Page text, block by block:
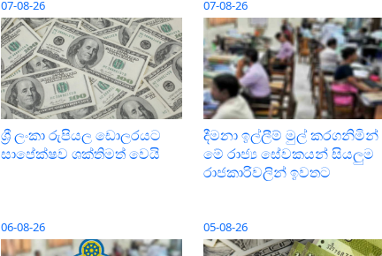
07-08-26
ශ්‍රී ලංකා රුපියල ඩොලරයට
සාපේක්ෂව ශක්තිමත් වෙයි
07-08-26
දීමනා ඉල්ලීම් මුල් කරගනිමින්
මේ රාජ්‍ය සේවකයන් සියලුම
රාජකාරිවලින් ඉවතට
06-08-26 05-08-26